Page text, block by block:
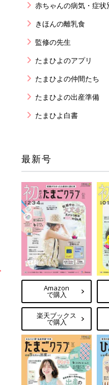
赤ちゃんの病気・症状
きほんの離乳食
監修の先生
たまひよのアプリ
たまひよの仲間たち
たまひよの出産準備
たまひよ白書
最新号
Amazon
で購入
楽天ブックス
で購入